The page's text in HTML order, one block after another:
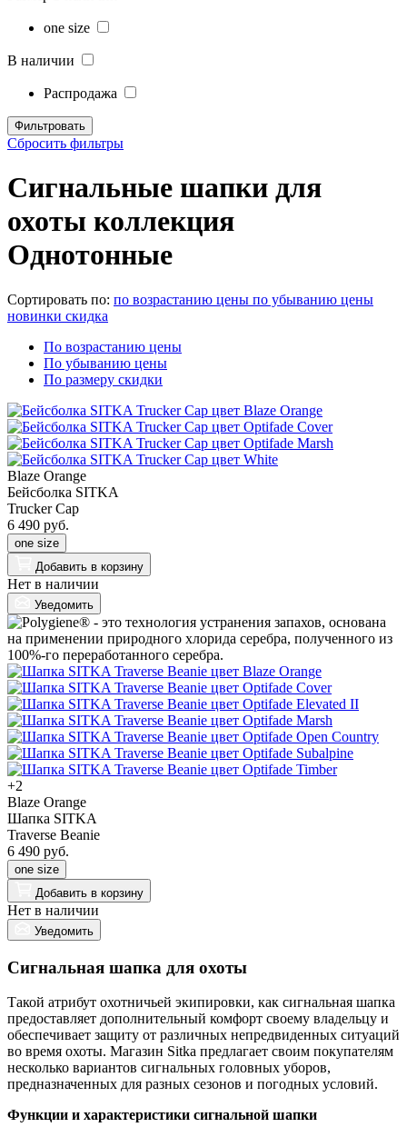
one size
В наличии
Распродажа
Сбросить фильтры
Сигнальные шапки для
охоты коллекция
Однотонные
Сортировать по: по возрастанию цены по убыванию цены
новинки скидка
По возрастанию цены
По убыванию цены
По размеру скидки
Blaze Orange
Бейсболка SITKA
Trucker Cap
6 490 руб.
one size
Добавить в корзину
Нет в наличии
Уведомить
+2
Blaze Orange
Шапка SITKA
Traverse Beanie
6 490 руб.
one size
Добавить в корзину
Нет в наличии
Уведомить
Сигнальная шапка для охоты
Такой атрибут охотничьей экипировки, как сигнальная шапка
предоставляет дополнительный комфорт своему владельцу и
обеспечивает защиту от различных непредвиденных ситуаций
во время охоты. Магазин Sitka предлагает своим покупателям
несколько вариантов сигнальных головных уборов,
предназначенных для разных сезонов и погодных условий.
Функции и характеристики сигнальной шапки